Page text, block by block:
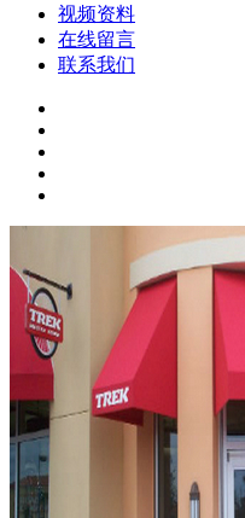
视频资料
在线留言
联系我们